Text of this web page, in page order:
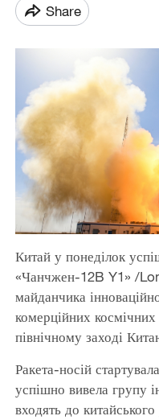
Share
Китай у понеділок
«Чанчжен-12B Y1» /
майданчика
комерційних
північному заході
Ракета-носій
успішно вивела групу
входять до